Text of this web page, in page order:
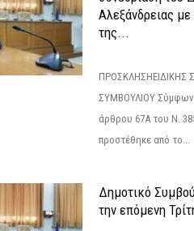
Αλεξάνδρειας
της...
ΠΡΟΣΚΛΗΣΗΕΙΔΙΚΗΣ
ΣΥΜΒΟΥΛΙΟΥ
άρθρου 67Α του Ν.
προστέθηκε από το...
Δημοτικό
την επόμενη